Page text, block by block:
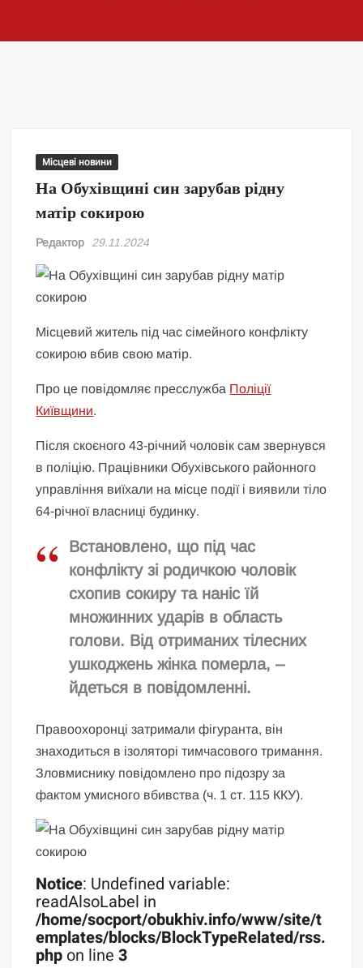
Місцеві новини
На Обухівщині син зарубав рідну
матір сокирою
Редактор 29.11.2024
Місцевий житель під час сімейного конфлікту
сокирою вбив свою матір.
Про це повідомляє пресслужба Поліції
Київщини.
Після скоєного 43-річний чоловік сам звернувся
в поліцію. Працівники Обухівського районного
управління виїхали на місце події і виявили тіло
64-річної власниці будинку.
Встановлено, що під час
конфлікту зі родичкою чоловік
схопив сокиру та наніс їй
множинних ударів в область
голови. Від отриманих тілесних
ушкоджень жінка померла, –
йдеться в повідомленні.
Правоохоронці затримали фігуранта, він
знаходиться в ізоляторі тимчасового тримання.
Зловмиснику повідомлено про підозру за
фактом умисного вбивства (ч. 1 ст. 115 ККУ).
Notice: Undefined variable:
readAlsoLabel in
/home/socport/obukhiv.info/www/site/t
emplates/blocks/BlockTypeRelated/rss.
php on line3